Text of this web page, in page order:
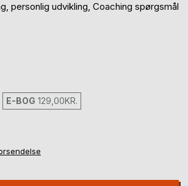
personlig udvikling, Coaching spørgsmål
E-BOG 129,00KR.